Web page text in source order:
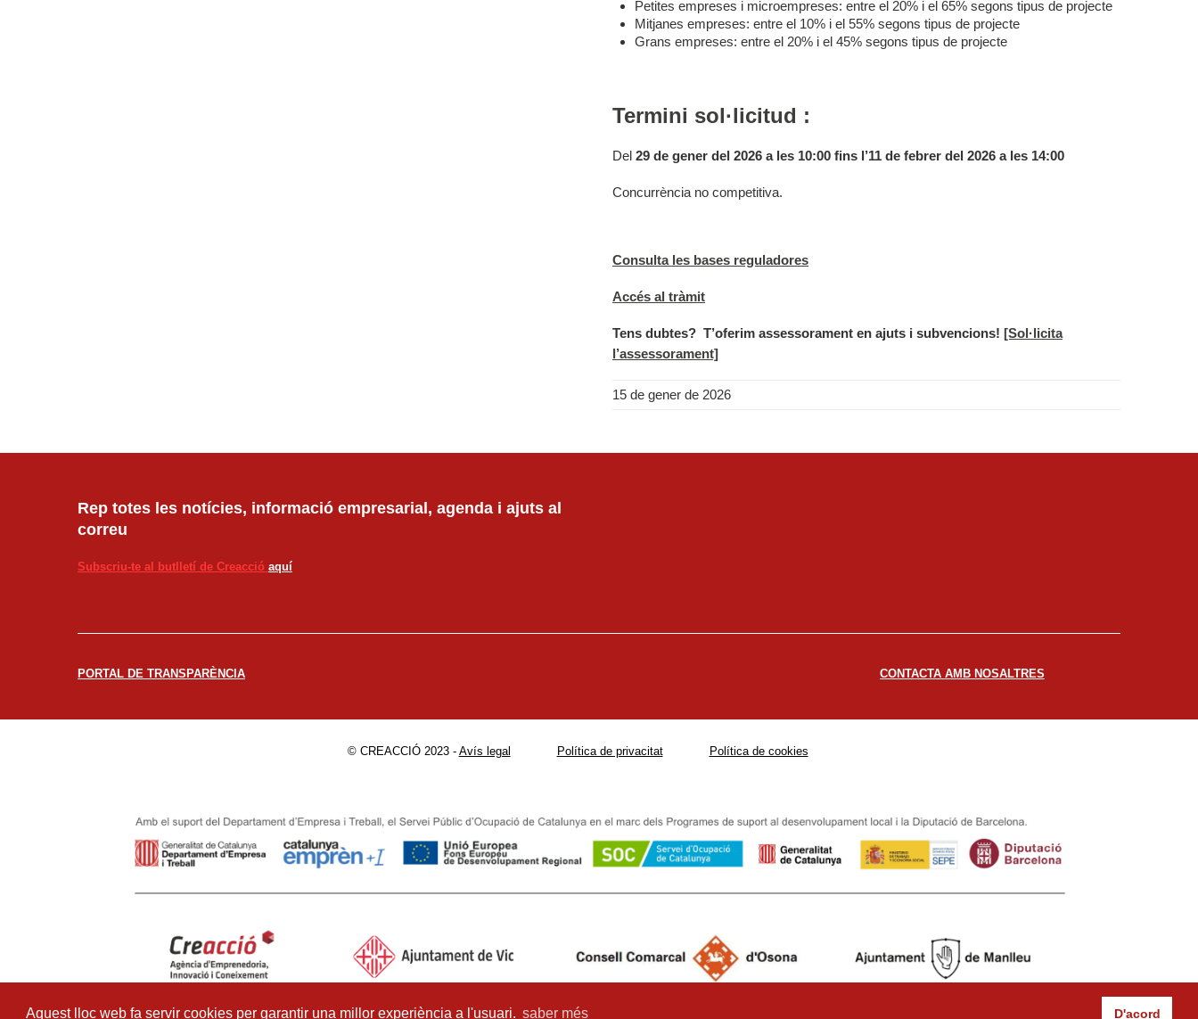
Aquest lloc web fa servir cookies per garantir una millor experiència a l'usuari. saber més D'acord
Petites empreses i microempreses: entre el 20% i el 65% segons tipus de projecte
Mitjanes empreses: entre el 10% i el 55% segons tipus de projecte
Grans empreses: entre el 20% i el 45% segons tipus de projecte
Termini sol·licitud :
Del 29 de gener del 2026 a les 10:00 fins l’11 de febrer del 2026 a les 14:00
Concurrència no competitiva.
Consulta les bases reguladores
Accés al tràmit
Tens dubtes? T’oferim assessorament en ajuts i subvencions! [Sol·licita
l’assessorament]
15 de gener de 2026
Rep totes les notícies, informació empresarial, agenda i ajuts al
correu
Subscriu-te al butlletí de Creacció aquí
PORTAL DE TRANSPARÈNCIA CONTACTA AMB NOSALTRES
© CREACCIÓ 2023 - Avís legal Política de privacitat Política de cookies